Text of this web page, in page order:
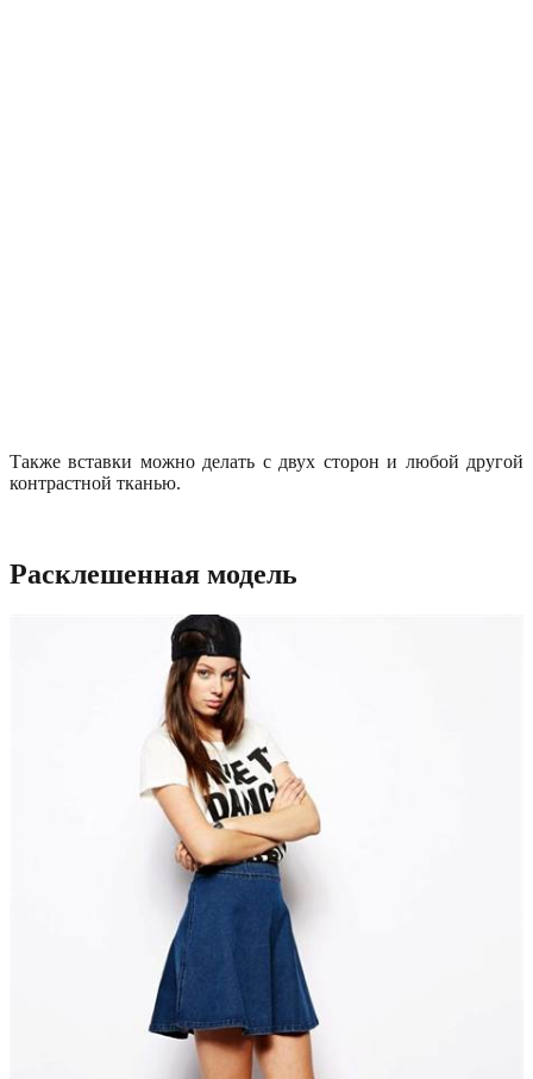
Также вставки можно делать с двух сторон и любой другой
контрастной тканью.
Расклешенная модель